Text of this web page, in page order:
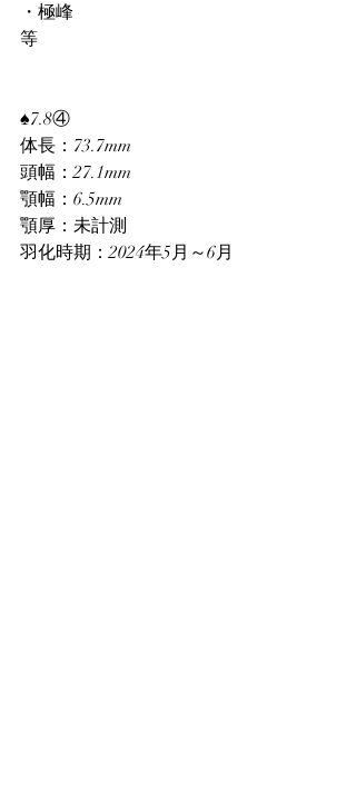
・極峰
等
♠7.8④
体長：73.7mm
頭幅：27.1mm
顎幅：6.5mm
顎厚：未計測
羽化時期：2024年5月～6月